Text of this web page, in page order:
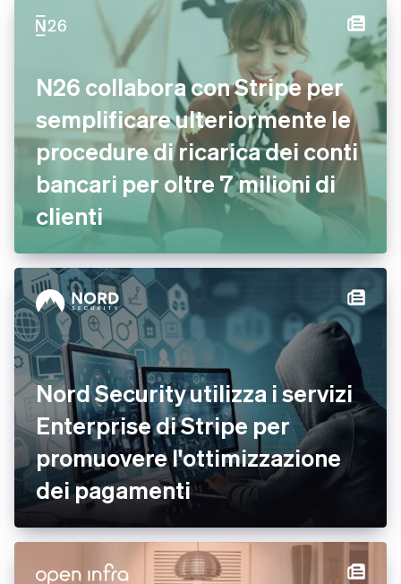
N26 collabora con Stripe per
semplificare ulteriormente le
procedure di ricarica dei conti
bancari per oltre 7 milioni di
clienti
Nord Security utilizza i servizi
Enterprise di Stripe per
promuovere l'ottimizzazione
dei pagamenti